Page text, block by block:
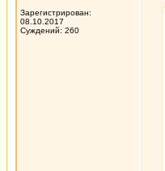
Зарегистрирован:
08.10.2017
Суждений: 260